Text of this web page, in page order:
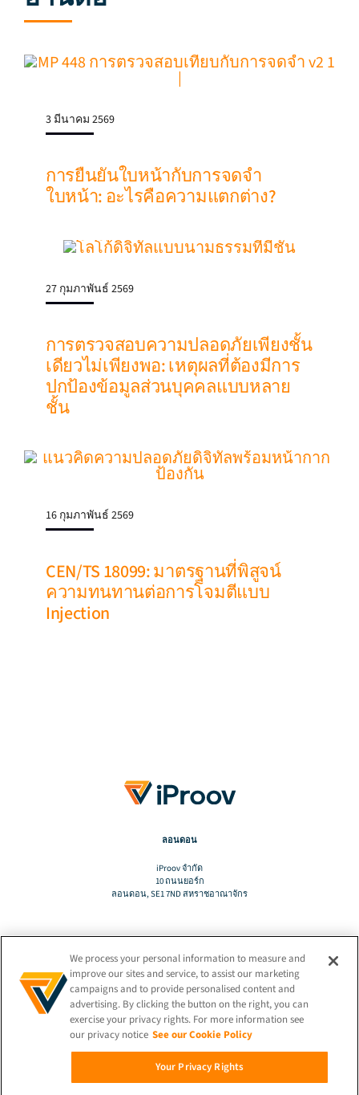
3 มีนาคม 2569
การยืนยันใบหน้ากับการจดจํา
ใบหน้า: อะไรคือความแตกต่าง?
27 กุมภาพันธ์ 2569
การตรวจสอบความปลอดภัยเพียงชั้น
เดียวไม่เพียงพอ: เหตุผลที่ต้องมีการ
ปกป้องข้อมูลส่วนบุคคลแบบหลาย
ชั้น
16 กุมภาพันธ์ 2569
CEN/TS 18099: มาตรฐานที่พิสูจน์
ความทนทานต่อการโจมตีแบบ
Injection
ลอนดอน
iProov จํากัด
10 ถนนยอร์ก
ลอนดอน, SE1 7ND สหราชอาณาจักร
แปล
TH
เชื่อมต่ออยู่เสมอ!
We process your personal information to measure and
improve our sites and service, to assist our marketing
campaigns and to provide personalised content and
advertising. By clicking the button on the right, you can
exercise your privacy rights. For more information see
our privacy notice See our Cookie Policy
Your Privacy Rights